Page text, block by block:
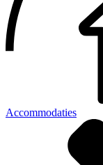
Accommodaties